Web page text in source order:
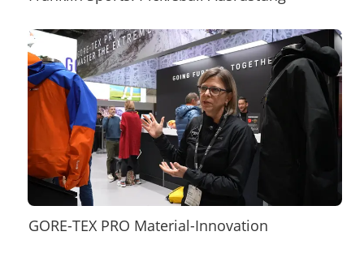
GORE-TEX PRO Material-Innovation